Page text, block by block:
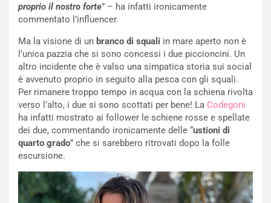
proprio il nostro forte” – ha infatti ironicamente
commentato l’influencer.
Ma la visione di un branco di squali in mare aperto non è
l’unica pazzia che si sono concessi i due piccioncini. Un
altro incidente che è valso una simpatica storia sui social
è avvenuto proprio in seguito alla pesca con gli squali.
Per rimanere troppo tempo in acqua con la schiena rivolta
verso l’alto, i due si sono scottati per bene! La Codegoni
ha infatti mostrato ai follower le schiene rosse e spellate
dei due, commentando ironicamente delle “ustioni di
quarto grado” che si sarebbero ritrovati dopo la folle
escursione.